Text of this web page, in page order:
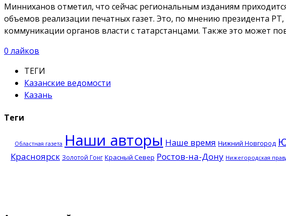
Минниханов отметил, что сейчас региональным изданиям
объемов реализации печатных газет. Это, по мнению президента
коммуникации органов власти с татарстанцами. Также это может
0 лайков
ТЕГИ
Казанские ведомости
Казань
Теги
Областная газета Наши авторы Наше время Нижний Новгород
Красноярск Золотой Гонг Красный Север Ростов-на-Дону Нижегородская